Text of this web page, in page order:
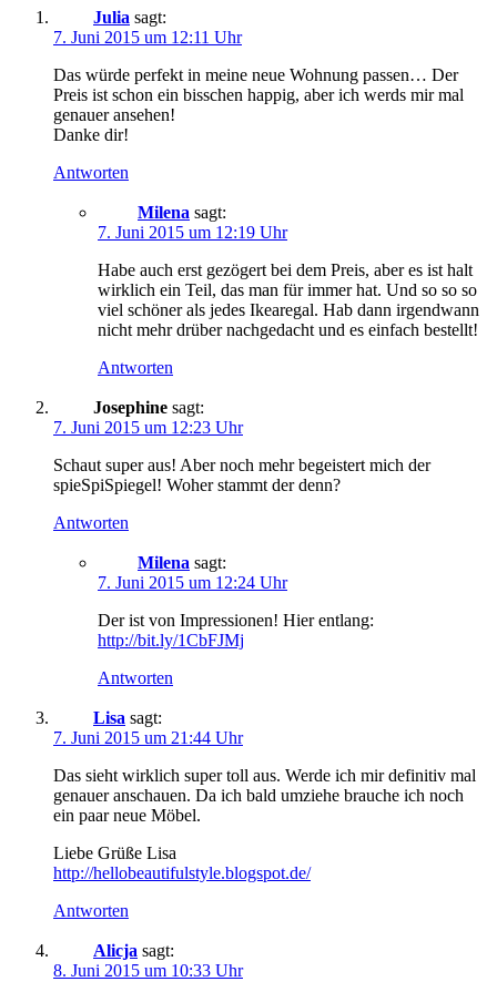
Julia sagt:
7. Juni 2015 um 12:11 Uhr
Das würde perfekt in meine neue Wohnung passen… Der
Preis ist schon ein bisschen happig, aber ich werds mir mal
genauer ansehen!
Danke dir!
Antworten
Milena sagt:
7. Juni 2015 um 12:19 Uhr
Habe auch erst gezögert bei dem Preis, aber es ist halt
wirklich ein Teil, das man für immer hat. Und so so so
viel schöner als jedes Ikearegal. Hab dann irgendwann
nicht mehr drüber nachgedacht und es einfach bestellt!
Antworten
Josephine sagt:
7. Juni 2015 um 12:23 Uhr
Schaut super aus! Aber noch mehr begeistert mich der
spieSpiSpiegel! Woher stammt der denn?
Antworten
Milena sagt:
7. Juni 2015 um 12:24 Uhr
Der ist von Impressionen! Hier entlang:
http://bit.ly/1CbFJMj
Antworten
Lisa sagt:
7. Juni 2015 um 21:44 Uhr
Das sieht wirklich super toll aus. Werde ich mir definitiv mal
genauer anschauen. Da ich bald umziehe brauche ich noch
ein paar neue Möbel.
Liebe Grüße Lisa
http://hellobeautifulstyle.blogspot.de/
Antworten
Alicja sagt:
8. Juni 2015 um 10:33 Uhr